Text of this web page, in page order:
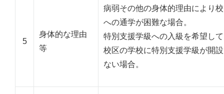
5
身体的な理由
等
病弱その他の身体的理由により
への通学が困難な場合。
特別支援学級への入級を希望し
校区の学校に特別支援学級が開
ない場合。